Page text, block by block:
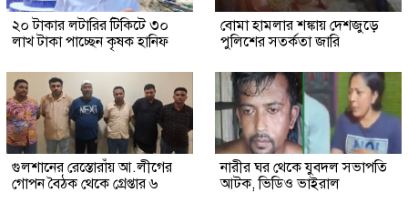
২০ টাকার লটারির টিকিটে ৩০
লাখ টাকা পাচ্ছেন কৃষক হানিফ
বোমা হামলার শঙ্কায় দেশজুড়ে
পুলিশের সতর্কতা জারি
গুলশানের রেস্তোরাঁয় আ.লীগের
গোপন বৈঠক থেকে গ্রেপ্তার ৬
নারীর ঘর থেকে যুবদল সভাপতি
আটক, ভিডিও ভাইরাল